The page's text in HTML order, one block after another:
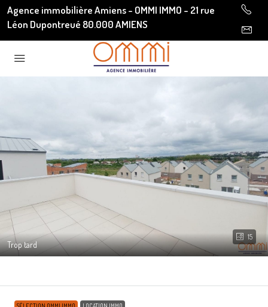
Agence immobilière Amiens - OMMI IMMO - 21 rue
Léon Dupontreué 80.000 AMIENS
15
Trop tard
SÉLECTION OMMI IMMO LOCATION IMMO